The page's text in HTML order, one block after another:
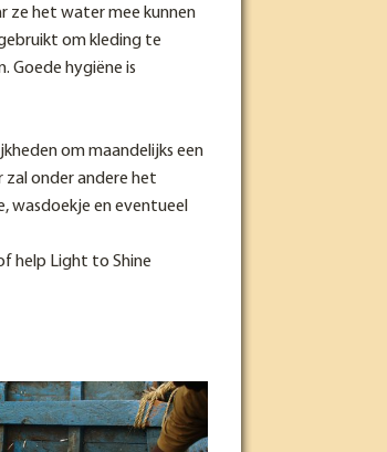
ze het water mee kunnen
om kleding te
Goede hygiëne is
om maandelijks een
onder andere het
wasdoekje en eventueel
help Light to Shine